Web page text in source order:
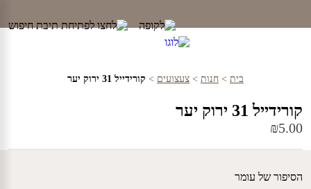
content
בית > חנות > צעצועים > קורידייל 31 ירוק יער
קורידייל 31 ירוק יער
₪5.00
הסיפור של עומר